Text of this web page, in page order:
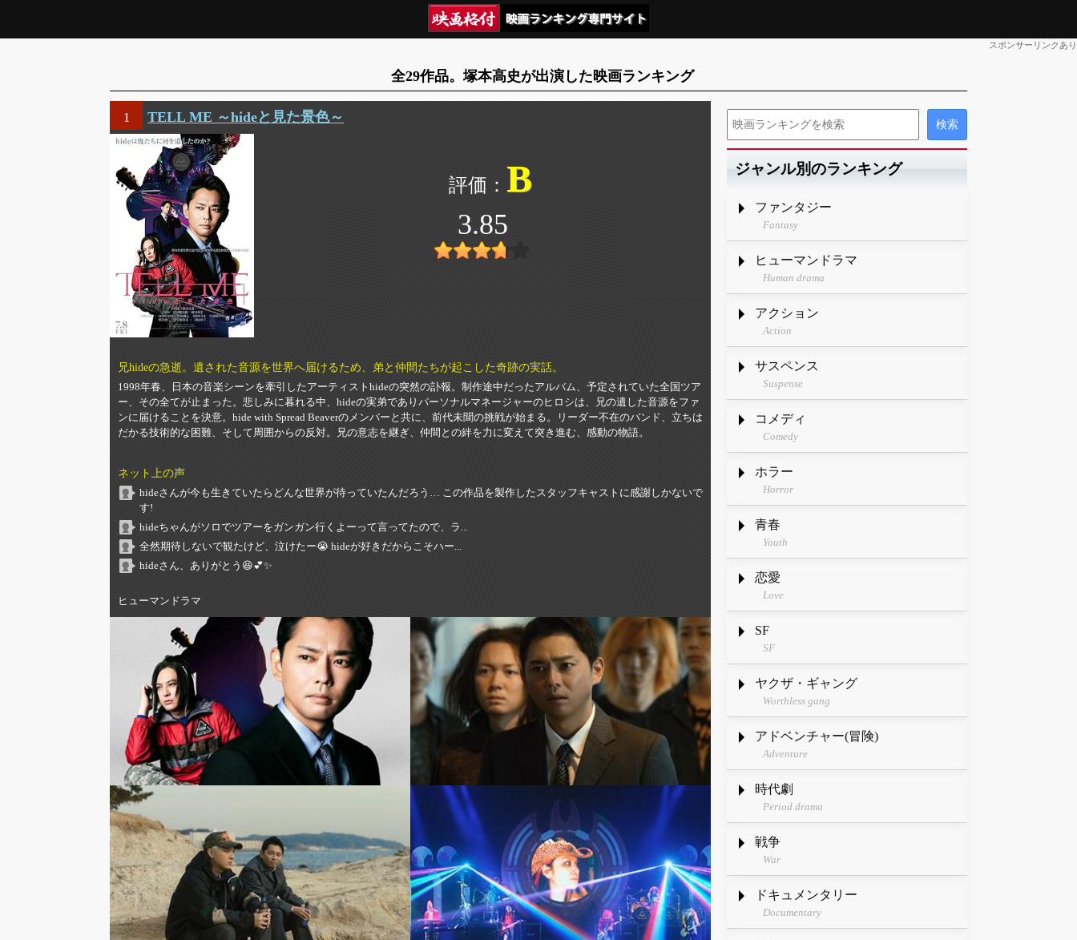
スポンサーリンクあり
全29作品。塚本高史が出演した映画ランキング
1 TELL ME ～hideと見た景色～
B
3.85
兄hideの急逝。遺された音源を世界へ届けるため、弟と仲間たちが起こした奇跡の実話。
1998年春、日本の音楽シーンを牽引したアーティストhideの突然の訃報。制作途中だったアルバム、予定されていた全国ツア
ー、その全てが止まった。悲しみに暮れる中、hideの実弟でありパーソナルマネージャーのヒロシは、兄の遺した音源をファ
ンに届けることを決意。hide with Spread Beaverのメンバーと共に、前代未聞の挑戦が始まる。リーダー不在のバンド、立ちは
だかる技術的な困難、そして周囲からの反対。兄の意志を継ぎ、仲間との絆を力に変えて突き進む、感動の物語。
ネット上の声
hideさんが今も生きていたらどんな世界が待っていたんだろう… この作品を製作したスタッフキャストに感謝しかないで
す!
hideちゃんがソロでツアーをガンガン行くよーって言ってたので、ラ...
全然期待しないで観たけど、泣けたー😭 hideが好きだからこそハー...
hideさん、ありがとう😆💕✨
ヒューマンドラマ
ジャンル別のランキング
ファンタジー
Fantasy
ヒューマンドラマ
Human drama
アクション
Action
サスペンス
Suspense
コメディ
Comedy
ホラー
Horror
青春
Youth
恋愛
Love
SF
SF
ヤクザ・ギャング
Worthless gang
アドベンチャー(冒険)
Adventure
時代劇
Period drama
戦争
War
ドキュメンタリー
Documentary